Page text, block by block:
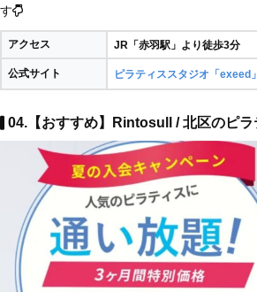
す
アクセス JR「赤羽駅」より徒歩3分
公式サイト ピラティススタジオ「exeed」
04.【おすすめ】Rintosull / 北区のピラ